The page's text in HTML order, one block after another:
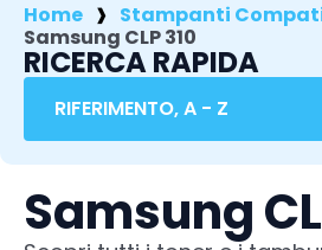
Home
Stampanti
Samsung CLP 310
RICERCA RAPIDA
Samsung